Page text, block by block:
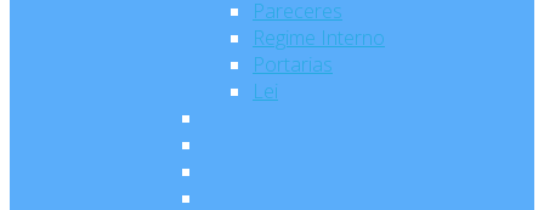
Pareceres
Regime Interno
Portarias
Lei